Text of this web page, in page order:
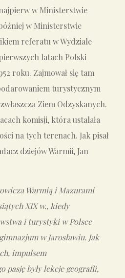
w Ministerstwie
w Ministerstwie
referatu w Wydziale
latach Polski
roku. Zajmował się tam
turystycznym
Ziem Odzyskanych.
komisji, która ustalała
na tych terenach. Jak pisał
dziejów Warmii, Jan
Warmią i Mazurami
XIX w., kiedy
i turystyki w Polsce
w Jarosławiu. Jak
impulsem
pasję były lekcje geografii,